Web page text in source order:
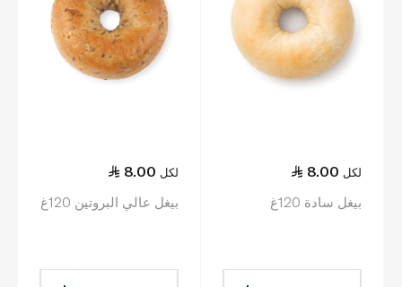
8.00 لكل
بيغل سادة 120غ
8.00 لكل
بيغل عالي البروتين 120غ